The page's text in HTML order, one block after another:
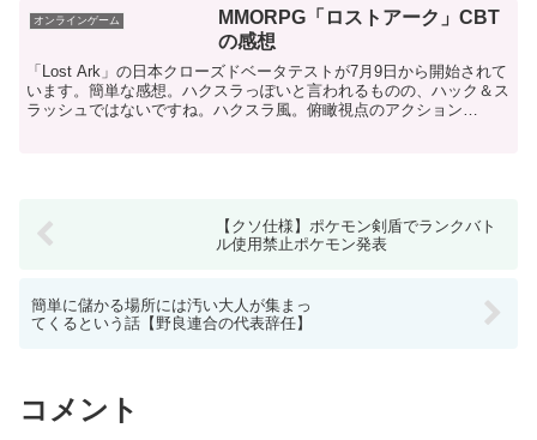
オンラインゲーム
MMORPG「ロストアーク」CBT
の感想
「Lost Ark」の日本クローズドベータテストが7月9日から開始されて
います。簡単な感想。ハクスラっぽいと言われるものの、ハック＆ス
ラッシュではないですね。ハクスラ風。俯瞰視点のアクション
【クソ仕様】ポケモン剣盾でランクバト
ル使用禁止ポケモン発表
簡単に儲かる場所には汚い大人が集まっ
てくるという話【野良連合の代表辞任】
コメント